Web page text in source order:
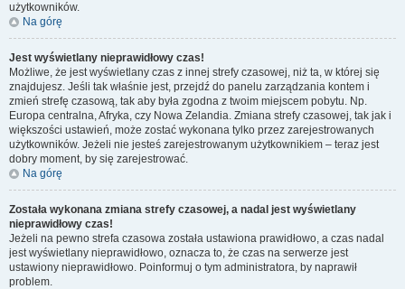
użytkowników.
Na górę
Jest wyświetlany nieprawidłowy czas!
Możliwe, że jest wyświetlany czas z innej strefy czasowej, niż ta, w której się
znajdujesz. Jeśli tak właśnie jest, przejdź do panelu zarządzania kontem i
zmień strefę czasową, tak aby była zgodna z twoim miejscem pobytu. Np.
Europa centralna, Afryka, czy Nowa Zelandia. Zmiana strefy czasowej, tak jak i
większości ustawień, może zostać wykonana tylko przez zarejestrowanych
użytkowników. Jeżeli nie jesteś zarejestrowanym użytkownikiem – teraz jest
dobry moment, by się zarejestrować.
Na górę
Została wykonana zmiana strefy czasowej, a nadal jest wyświetlany
nieprawidłowy czas!
Jeżeli na pewno strefa czasowa została ustawiona prawidłowo, a czas nadal
jest wyświetlany nieprawidłowo, oznacza to, że czas na serwerze jest
ustawiony nieprawidłowo. Poinformuj o tym administratora, by naprawił
problem.